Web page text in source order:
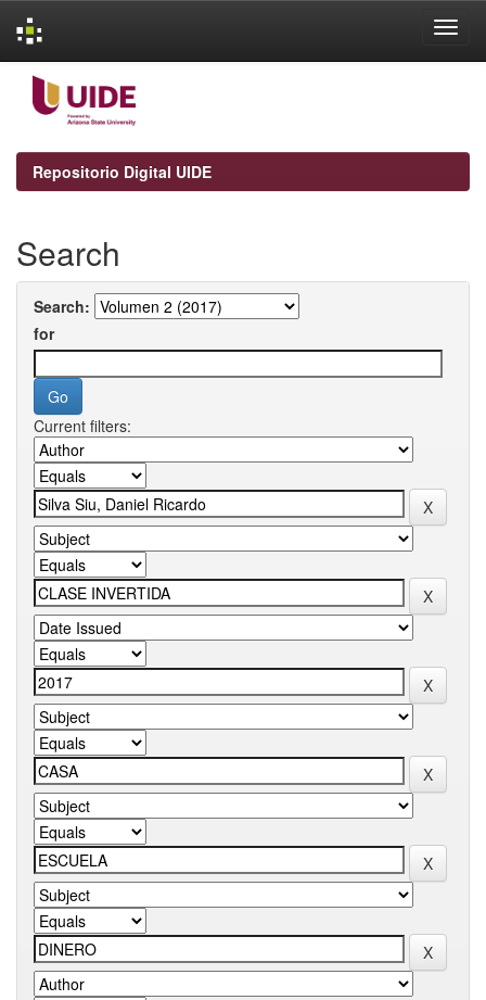
navigation
Repositorio Digital UIDE
Search
Search:
for
Current filters: